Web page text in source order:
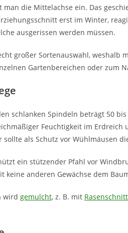
man die Mittelachse ein. Das
erst im Winter,
ausgerissen werden müssen.
großer Sortenauswahl, weshalb
Gartenbereichen oder zum
schlanken Spindeln beträgt 50
Feuchtigkeit im
sollte als Schutz vor Wühlmäusen
ein stützender Pfahl vor
keine anderen Gewächse dem
wird gemulcht, z. B. mit Rasenschnitt